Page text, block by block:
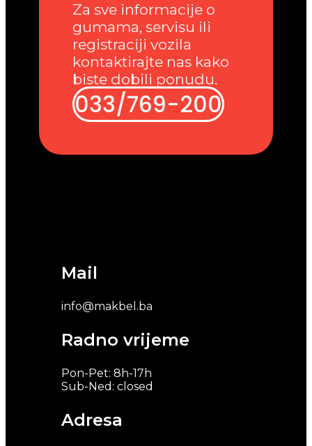
Mail
info@makbel.ba
Radno vrijeme
Pon-Pet: 8h-17h
Sub-Ned: closed
Adresa
Za sve informacije o
gumama, servisu ili
registraciji vozila
kontaktirajte nas kako
biste dobili ponudu.
033/769-200